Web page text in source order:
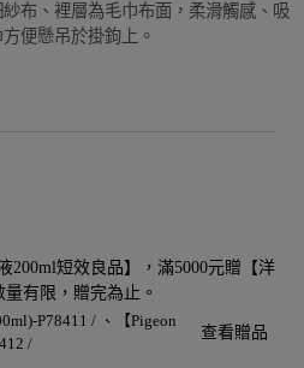
布、裡層為毛巾布面，柔滑觸感、吸
便懸吊於掛鉤上。
200ml短效良品】，滿5000元贈【洋
有限，贈完為止。
P78411 /
【Pigeon
/
查看贈品